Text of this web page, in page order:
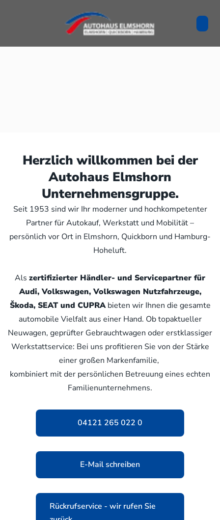
Herzlich willkommen bei der
Autohaus Elmshorn
Unternehmensgruppe.
Seit 1953 sind wir Ihr moderner und hochkompetenter
Partner für Autokauf, Werkstatt und Mobilität –
persönlich vor Ort in Elmshorn, Quickborn und Hamburg-
Hoheluft.
Als zertifizierter Händler- und Servicepartner für
Audi, Volkswagen, Volkswagen Nutzfahrzeuge,
Škoda, SEAT und CUPRAbieten wir Ihnen die gesamte
automobile Vielfalt aus einer Hand. Ob topaktueller
Neuwagen, geprüfter Gebrauchtwagen oder erstklassiger
Werkstattservice: Bei uns profitieren Sie von der Stärke
einer großen Markenfamilie,
kombiniert mit der persönlichen Betreuung eines echten
Familienunternehmens.
04121 265 022 0
E-Mail schreiben
Rückrufservice - wir rufen Sie